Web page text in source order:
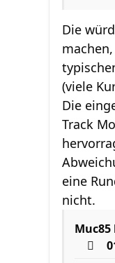
Die
(viele
Die
Track
eine
nicht.
Muc85